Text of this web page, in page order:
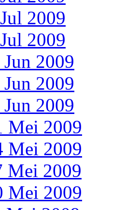
2009
2009
2009
2009
2009
Mei 2009
Mei 2009
Mei 2009
Mei 2009